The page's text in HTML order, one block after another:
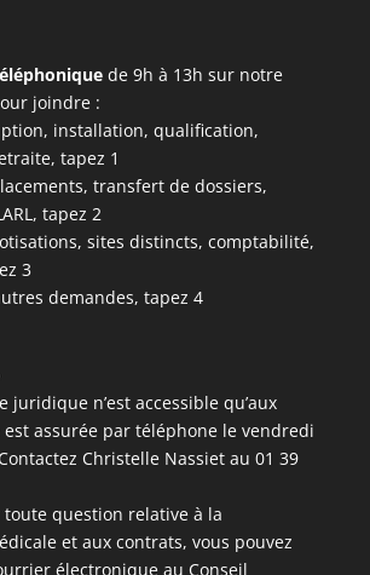
de 9h à 13h sur notre
joindre :
installation, qualification,
tapez 1
transfert de dossiers,
tapez 2
sites distincts, comptabilité,
3
demandes, tapez 4
juridique n’est accessible qu’aux
est assurée par téléphone le vendredi
Christelle Nassiet au 01 39
question relative à la
et aux contrats, vous pouvez
électronique au Conseil